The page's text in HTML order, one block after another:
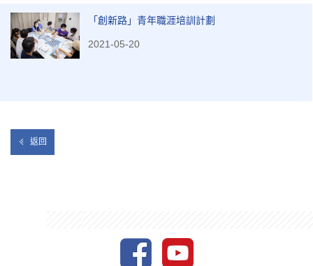
「創新路」青年職涯培訓計劃
2021-05-20
返回